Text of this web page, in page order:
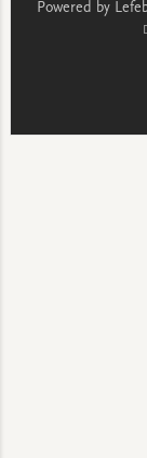
Powered by